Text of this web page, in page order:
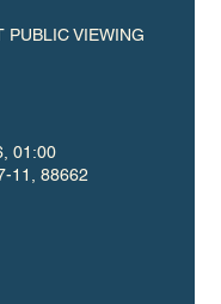
PUBLIC VIEWING
01:00
11, 88662